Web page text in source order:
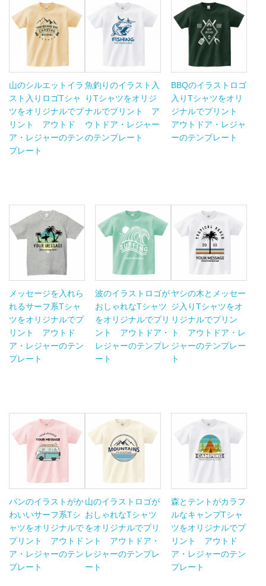
山のシルエットイラ
スト入りロゴTシャ
ツをオリジナルでプ
リント アウトド
ア・レジャーのテン
プレート
魚釣りのイラスト入
りTシャツをオリジ
ナルでプリント ア
ウトドア・レジャー
のテンプレート
BBQのイラストロゴ
入りTシャツをオリ
ジナルでプリント
アウトドア・レジャ
ーのテンプレート
メッセージを入れら
れるサーフ系Tシャ
ツをオリジナルでプ
リント アウトド
ア・レジャーのテン
プレート
波のイラストロゴが
おしゃれなTシャツ
をオリジナルでプリ
ント アウトドア・
レジャーのテンプレ
ート
ヤシの木とメッセー
ジ入りTシャツをオ
リジナルでプリン
ト アウトドア・レ
ジャーのテンプレー
ト
バンのイラストがか
わいいサーフ系Tシ
ャツをオリジナルで
プリント アウトド
ア・レジャーのテン
プレート
山のイラストロゴが
おしゃれなTシャツ
をオリジナルでプリ
ント アウトドア・
レジャーのテンプレ
ート
森とテントがカラフ
ルなキャンプTシャ
ツをオリジナルでプ
リント アウトド
ア・レジャーのテン
プレート